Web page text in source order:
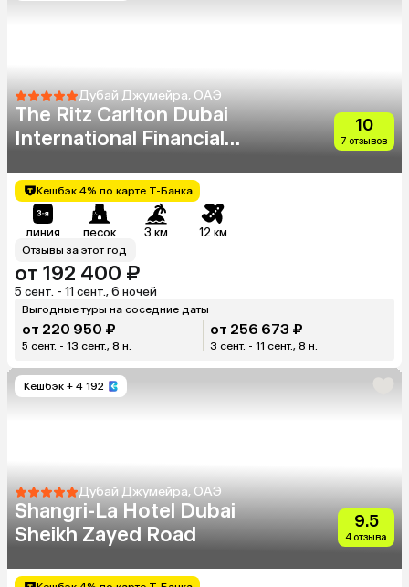
Дубай Джумейра, ОАЭ
The Ritz Carlton Dubai
International Financial
10
7 отзывов
Кешбэк 4% по карте Т-Банка
линия песок 3 км 12 км
Отзывы за этот год
от 192 400 ₽
5 сент. - 11 сент., 6 ночей
Выгодные туры на соседние даты
от 220 950 ₽
5 сент. - 13 сент., 8 н.
от 256 673 ₽
3 сент. - 11 сент., 8 н.
Кешбэк + 4 192
Дубай Джумейра, ОАЭ
Shangri-La Hotel Dubai
Sheikh Zayed Road
9.5
4 отзыва